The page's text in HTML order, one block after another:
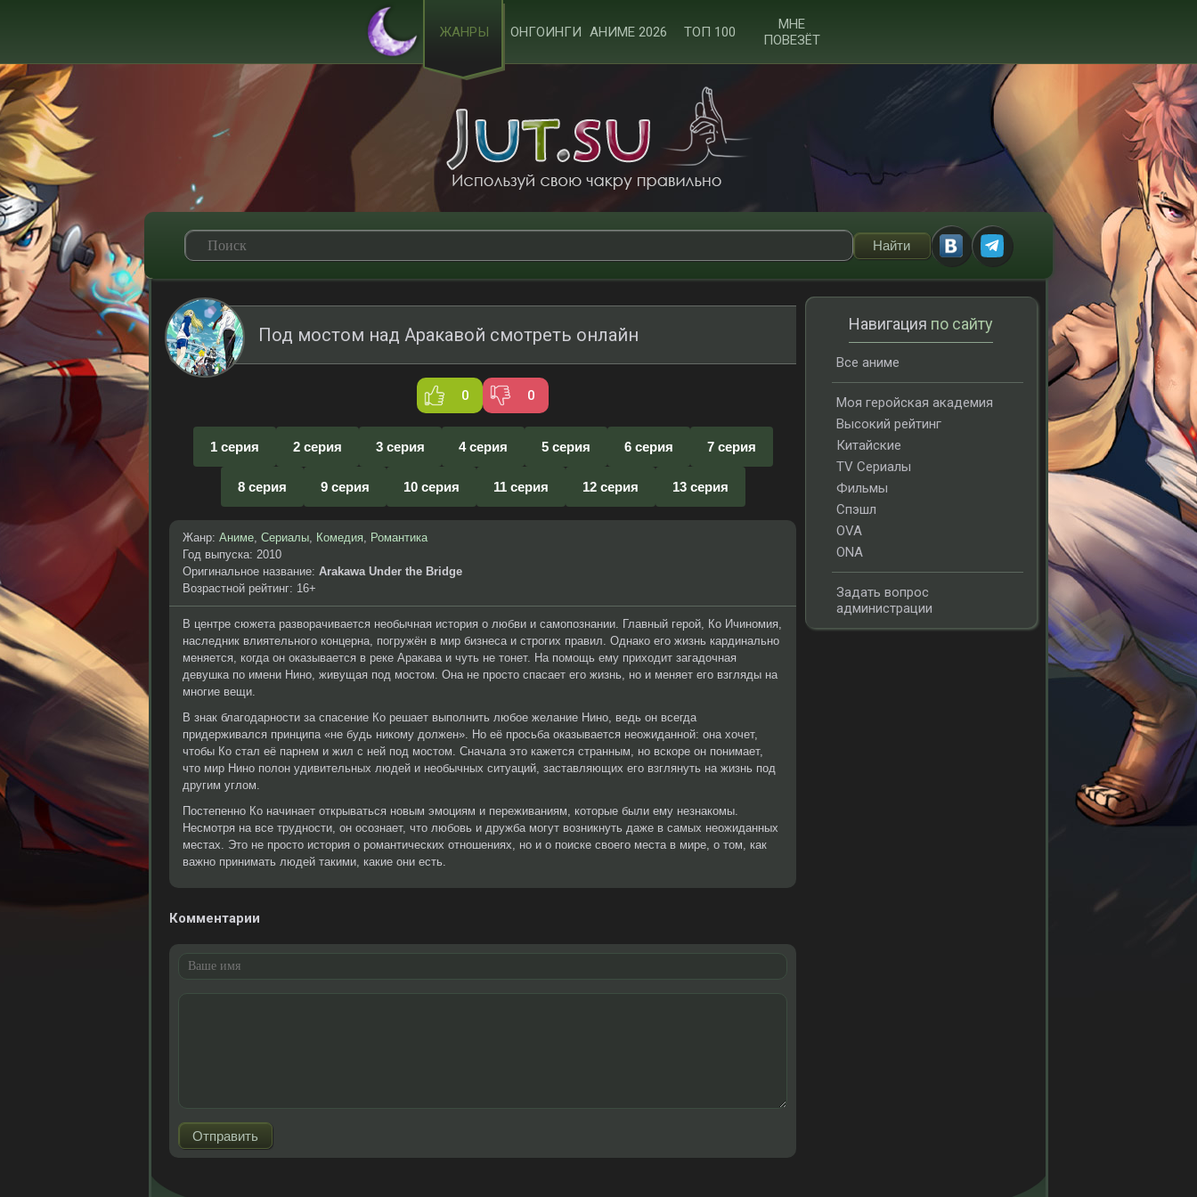
ЖАНРЫ ОНГОИНГИ АНИМЕ 2026 ТОП 100
МНЕ
ПОВЕЗЁТ
Под мостом над Аракавой смотреть онлайн
0 0
1 серия 2 серия 3 серия 4 серия 5 серия 6 серия 7 серия
8 серия 9 серия 10 серия 11 серия 12 серия 13 серия
Жанр: Аниме, Сериалы, Комедия, Романтика
Год выпуска: 2010
Оригинальное название: Arakawa Under the Bridge
Возрастной рейтинг: 16+
В центре сюжета разворачивается необычная история о любви и самопознании. Главный герой, Ко Ичиномия,
наследник влиятельного концерна, погружён в мир бизнеса и строгих правил. Однако его жизнь кардинально
меняется, когда он оказывается в реке Аракава и чуть не тонет. На помощь ему приходит загадочная
девушка по имени Нино, живущая под мостом. Она не просто спасает его жизнь, но и меняет его взгляды на
многие вещи.
В знак благодарности за спасение Ко решает выполнить любое желание Нино, ведь он всегда
придерживался принципа «не будь никому должен». Но её просьба оказывается неожиданной: она хочет,
чтобы Ко стал её парнем и жил с ней под мостом. Сначала это кажется странным, но вскоре он понимает,
что мир Нино полон удивительных людей и необычных ситуаций, заставляющих его взглянуть на жизнь под
другим углом.
Постепенно Ко начинает открываться новым эмоциям и переживаниям, которые были ему незнакомы.
Несмотря на все трудности, он осознает, что любовь и дружба могут возникнуть даже в самых неожиданных
местах. Это не просто история о романтических отношениях, но и о поиске своего места в мире, о том, как
важно принимать людей такими, какие они есть.
Комментарии
Навигация по сайту
Все аниме
Моя геройская академия
Высокий рейтинг
Китайские
TV Сериалы
Фильмы
Спэшл
OVA
ONA
Задать вопрос
администрации